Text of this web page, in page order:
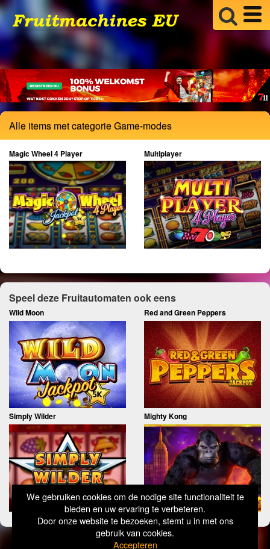
We gebruiken cookies om de nodige site functionaliteit te
bieden en uw ervaring te verbeteren.
Door onze website te bezoeken, stemt u in met ons
gebruik van cookies.
Accepteren
Alle items met categorie Game-modes
Magic Wheel 4 Player Multiplayer
Speel deze Fruitautomaten ook eens
Wild Moon Red and Green Peppers
Simply Wilder Mighty Kong